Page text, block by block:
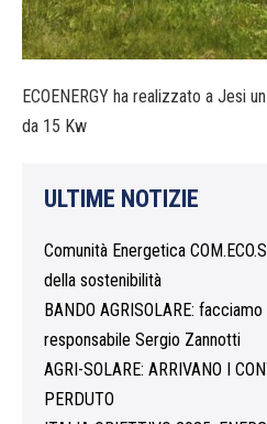
ECOENERGY ha realizzato a Jesi
da 15 Kw
ULTIME NOTIZIE
Comunità Energetica
della sostenibilità
BANDO AGRISOLARE:
responsabile Sergio Zannotti
AGRI-SOLARE: ARRIVANO I
PERDUTO